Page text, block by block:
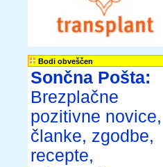
Bodi obveščen
Sončna Pošta:
Brezplačne
pozitivne novice,
članke, zgodbe,
recepte,